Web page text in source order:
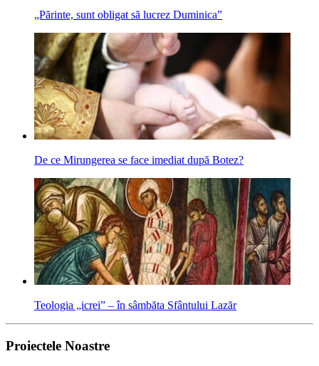
„Părinte, sunt obligat să lucrez Duminica”
De ce Mirungerea se face imediat după Botez?
Teologia „icrei” – în sâmbăta Sfântului Lazăr
Proiectele Noastre